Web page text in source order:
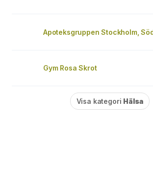
Apoteksgruppen Stockholm,
Gym Rosa Skrot
Visa kategori Hälsa